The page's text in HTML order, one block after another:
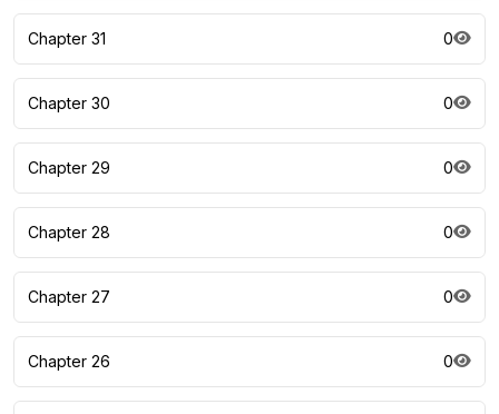
Chapter 31 0
Chapter 30 0
Chapter 29 0
Chapter 28 0
Chapter 27 0
Chapter 26 0